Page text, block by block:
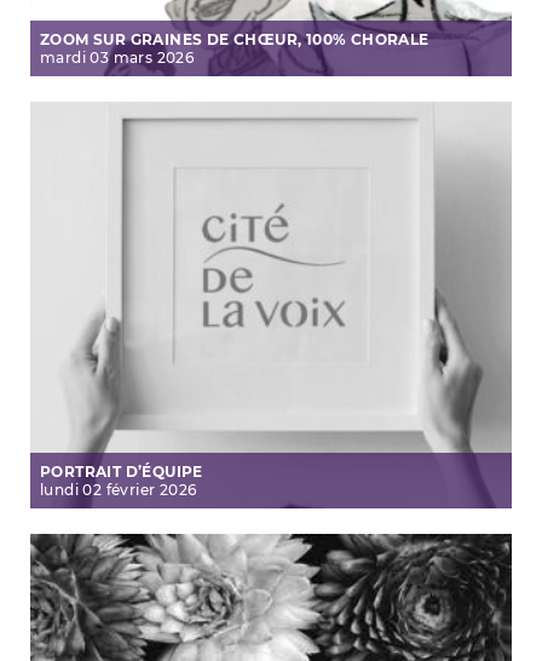
ZOOM SUR GRAINES DE CHŒUR, 100% CHORALE
mardi 03 mars 2026
PORTRAIT D’ÉQUIPE
lundi 02 février 2026